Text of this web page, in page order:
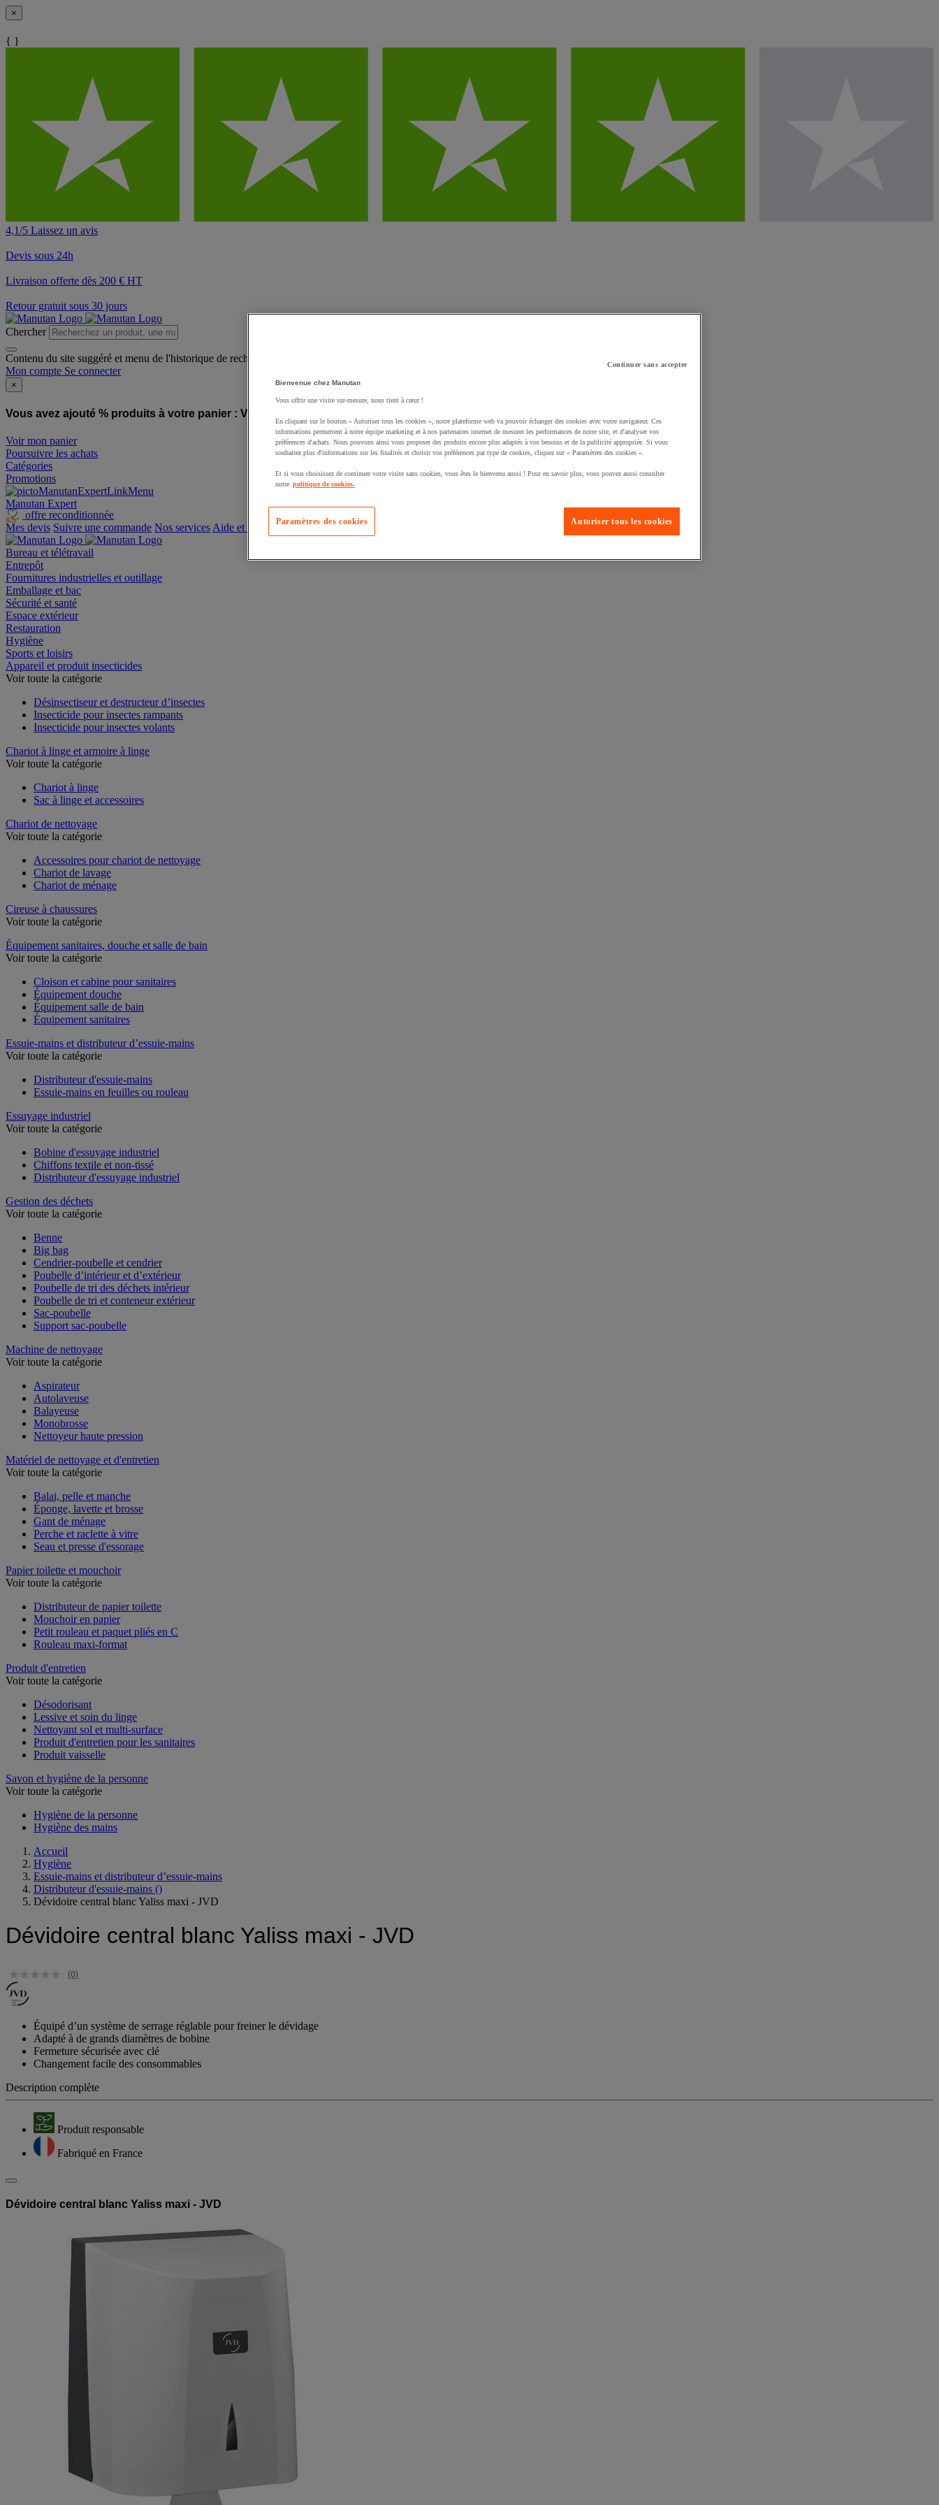
×
{ }
4,1/5 Laissez un avis
Devis sous 24h
Livraison offerte dès 200 € HT
Retour gratuit sous 30 jours
Chercher
Contenu du site suggéré et menu de l'historique de recherche
Mon compte Se connecter
×
Vous avez ajouté % produits à votre panier : Vous avez ajouté un produit à votre panier :
Voir mon panier
Poursuivre les achats
Catégories
Promotions
Manutan Expert
offre reconditionnée
Mes devis Suivre une commande Nos services Aide et contact
Bureau et télétravail
Entrepôt
Fournitures industrielles et outillage
Emballage et bac
Sécurité et santé
Espace extérieur
Restauration
Hygiène
Sports et loisirs
Appareil et produit insecticides
Voir toute la catégorie
Désinsectiseur et destructeur d’insectes
Insecticide pour insectes rampants
Insecticide pour insectes volants
Chariot à linge et armoire à linge
Voir toute la catégorie
Chariot à linge
Sac à linge et accessoires
Chariot de nettoyage
Voir toute la catégorie
Accessoires pour chariot de nettoyage
Chariot de lavage
Chariot de ménage
Cireuse à chaussures
Voir toute la catégorie
Équipement sanitaires, douche et salle de bain
Voir toute la catégorie
Cloison et cabine pour sanitaires
Équipement douche
Équipement salle de bain
Équipement sanitaires
Essuie-mains et distributeur d’essuie-mains
Voir toute la catégorie
Distributeur d'essuie-mains
Essuie-mains en feuilles ou rouleau
Essuyage industriel
Voir toute la catégorie
Bobine d'essuyage industriel
Chiffons textile et non-tissé
Distributeur d'essuyage industriel
Gestion des déchets
Voir toute la catégorie
Benne
Big bag
Cendrier-poubelle et cendrier
Poubelle d’intérieur et d’extérieur
Poubelle de tri des déchets intérieur
Poubelle de tri et conteneur extérieur
Sac-poubelle
Support sac-poubelle
Machine de nettoyage
Voir toute la catégorie
Aspirateur
Autolaveuse
Balayeuse
Monobrosse
Nettoyeur haute pression
Matériel de nettoyage et d'entretien
Voir toute la catégorie
Balai, pelle et manche
Éponge, lavette et brosse
Gant de ménage
Perche et raclette à vitre
Seau et presse d'essorage
Papier toilette et mouchoir
Voir toute la catégorie
Distributeur de papier toilette
Mouchoir en papier
Petit rouleau et paquet pliés en C
Rouleau maxi-format
Produit d'entretien
Voir toute la catégorie
Désodorisant
Lessive et soin du linge
Nettoyant sol et multi-surface
Produit d'entretien pour les sanitaires
Produit vaisselle
Savon et hygiène de la personne
Voir toute la catégorie
Hygiène de la personne
Hygiène des mains
Accueil
Hygiène
Essuie-mains et distributeur d’essuie-mains
Distributeur d'essuie-mains ()
Dévidoire central blanc Yaliss maxi - JVD
Dévidoire central blanc Yaliss maxi - JVD
(0)
Équipé d’un système de serrage réglable pour freiner le dévidage
Adapté à de grands diamètres de bobine
Fermeture sécurisée avec clé
Changement facile des consommables
Description complète
Produit responsable
Fabriqué en France
Dévidoire central blanc Yaliss maxi - JVD
Continuer sans accepter
Bienvenue chez Manutan
Vous offrir une visite sur-mesure, nous tient à cœur !
En cliquant sur le bouton « Autoriser tous les cookies », notre plateforme web va pouvoir échanger des cookies avec votre navigateur. Ces
informations permettent à notre équipe marketing et à nos partenaires internet de mesurer les performances de notre site, et d'analyser vos
préférences d'achats. Nous pouvons ainsi vous proposer des produits encore plus adaptés à vos besoins et de la publicité appropriée. Si vous
souhaitez plus d'informations sur les finalités et choisir vos préférences par type de cookies, cliquez sur « Paramètres des cookies ».
Et si vous choisissez de continuer votre visite sans cookies, vous êtes le bienvenu aussi ! Pour en savoir plus, vous pouvez aussi consulter
notre politique de cookies.
Autoriser tous les cookies
Paramètres des cookies